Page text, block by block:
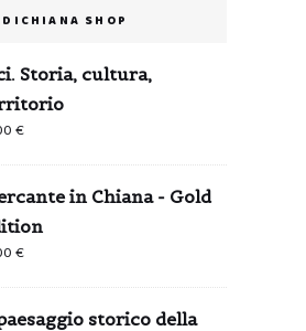
SHOP
Storia, cultura,
€
in Chiana - Gold
€
storico della